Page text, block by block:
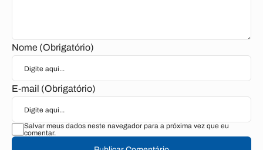
Nome (Obrigatório)
E-mail (Obrigatório)
Salvar meus dados neste navegador para a próxima vez que eu
comentar.